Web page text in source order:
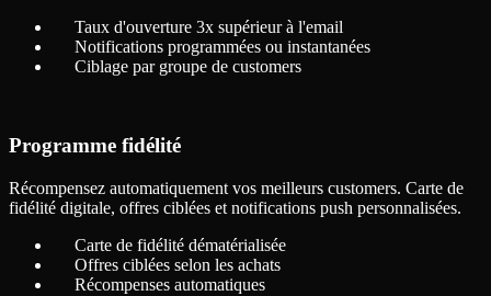
Taux d'ouverture 3x supérieur à l'email
Notifications programmées ou instantanées
Ciblage par groupe de customers
Programme fidélité
Récompensez automatiquement vos meilleurs customers. Carte de
fidélité digitale, offres ciblées et notifications push personnalisées.
Carte de fidélité dématérialisée
Offres ciblées selon les achats
Récompenses automatiques